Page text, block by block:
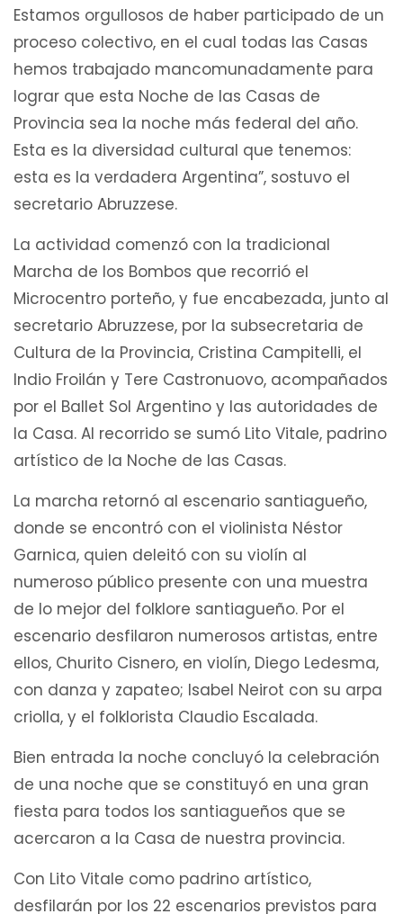
Estamos orgullosos de haber participado de un
proceso colectivo, en el cual todas las Casas
hemos trabajado mancomunadamente para
lograr que esta Noche de las Casas de
Provincia sea la noche más federal del año.
Esta es la diversidad cultural que tenemos:
esta es la verdadera Argentina”, sostuvo el
secretario Abruzzese.
La actividad comenzó con la tradicional
Marcha de los Bombos que recorrió el
Microcentro porteño, y fue encabezada, junto al
secretario Abruzzese, por la subsecretaria de
Cultura de la Provincia, Cristina Campitelli, el
Indio Froilán y Tere Castronuovo, acompañados
por el Ballet Sol Argentino y las autoridades de
la Casa. Al recorrido se sumó Lito Vitale, padrino
artístico de la Noche de las Casas.
La marcha retornó al escenario santiagueño,
donde se encontró con el violinista Néstor
Garnica, quien deleitó con su violín al
numeroso público presente con una muestra
de lo mejor del folklore santiagueño. Por el
escenario desfilaron numerosos artistas, entre
ellos, Churito Cisnero, en violín, Diego Ledesma,
con danza y zapateo; Isabel Neirot con su arpa
criolla, y el folklorista Claudio Escalada.
Bien entrada la noche concluyó la celebración
de una noche que se constituyó en una gran
fiesta para todos los santiagueños que se
acercaron a la Casa de nuestra provincia.
Con Lito Vitale como padrino artístico,
desfilarán por los 22 escenarios previstos para